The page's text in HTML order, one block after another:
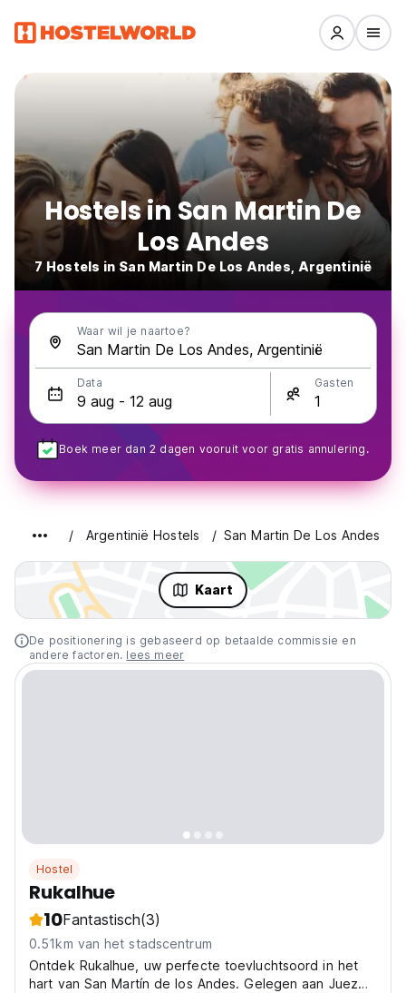
Hostels in San Martin De
Los Andes
7 Hostels in San Martin De Los Andes, Argentinië
Waar wil je naartoe?
Data Gasten
Boek meer dan 2 dagen vooruit voor gratis annulering.
Argentinië Hostels San Martin De Los Andes
Kaart
De positionering is gebaseerd op betaalde commissie en
andere factoren. lees meer
Hostel
Rukalhue
10Fantastisch(3)
0.51km van het stadscentrum
Ontdek Rukalhue, uw perfecte toevluchtsoord in het
hart van San Martín de los Andes. Gelegen aan Juez